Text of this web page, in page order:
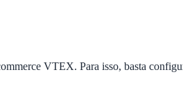
VTEX. Para isso, basta